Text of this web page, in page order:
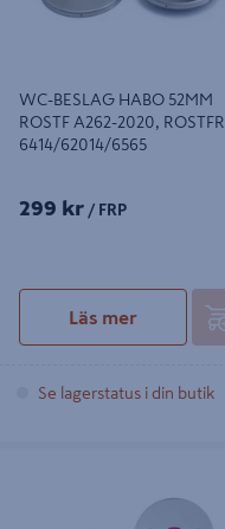
WC-BESLAG HABO 52MM
ROSTF A262-2020, ROSTFRI
6414/62014/6565
299 kr / FRP
Läs mer
Se lagerstatus i din butik